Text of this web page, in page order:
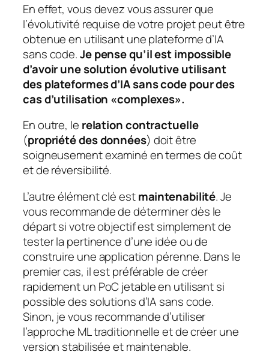
En effet, vous devez vous assurer que
l’évolutivité requise de votre projet peut être
obtenue en utilisant une plateforme d’IA
sans code.Je pense qu’il est impossible
d’avoir une solution évolutive utilisant
des plateformes d’IA sans code pour des
cas d’utilisation «complexes».
En outre, le relation contractuelle
(propriété des données) doit être
soigneusement examiné en termes de coût
et de réversibilité.
L’autre élément clé estmaintenabilité. Je
vous recommande de déterminer dès le
départ si votre objectif est simplement de
tester la pertinence d’une idée ou de
construire une application pérenne. Dans le
premier cas, il est préférable de créer
rapidement un PoC jetable en utilisant si
possible des solutions d’IA sans code.
Sinon, je vous recommande d’utiliser
l’approche ML traditionnelle et de créer une
version stabilisée et maintenable.